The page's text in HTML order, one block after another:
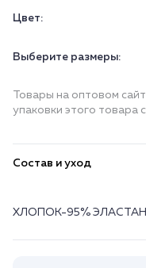
Цвет:
Выберите размеры:
Товары на оптовом
упаковки этого товара
Состав и уход
ХЛОПОК-95%